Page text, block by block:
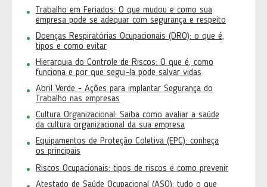
Trabalho em Feriados: O que mudou e como sua
empresa pode se adequar com segurança e respeito
Doenças Respiratórias Ocupacionais (DRO): o que é,
tipos e como evitar
Hierarquia do Controle de Riscos: O que é, como
funciona e por que segui-la pode salvar vidas
Abril Verde - Ações para implantar Segurança do
Trabalho nas empresas
Cultura Organizacional: Saiba como avaliar a saúde
da cultura organizacional da sua empresa
Equipamentos de Proteção Coletiva (EPC): conheça
os principais
Riscos Ocupacionais: tipos de riscos e como prevenir
Atestado de Saúde Ocupacional (ASO): tudo o que